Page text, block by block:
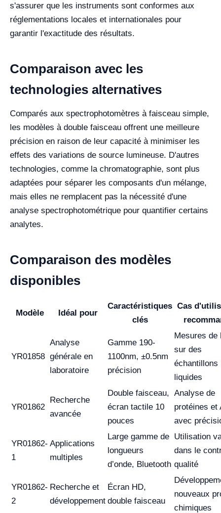
s'assurer que les instruments sont conformes aux
réglementations locales et internationales pour
garantir l'exactitude des résultats.
Comparaison avec les
technologies alternatives
Comparés aux spectrophotomètres à faisceau simple,
les modèles à double faisceau offrent une meilleure
précision en raison de leur capacité à minimiser les
effets des variations de source lumineuse. D'autres
technologies, comme la chromatographie, sont plus
adaptées pour séparer les composants d'un mélange,
mais elles ne remplacent pas la nécessité d'une
analyse spectrophotométrique pour quantifier certains
analytes.
Comparaison des modèles
disponibles
Modèle Idéal pour
Caractéristiques
clés
Cas
YR01858
Analyse
générale en
laboratoire
Gamme 190-
1100nm, ±0.5nm
précision
Mesures de
sur des
échantillons
liquides
YR01862
Recherche
avancée
Double faisceau,
écran tactile 10
pouces
Analyse de
protéines et
avec
YR01862-
1
Applications
multiples
Large gamme de
longueurs
d’onde, Bluetooth
Utilisation
dans le
qualité
YR01862-
2
Recherche et
développement
Écran HD,
double faisceau
nouveaux
chimiques